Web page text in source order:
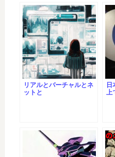
リアルとバーチャルとネ
ットと
日